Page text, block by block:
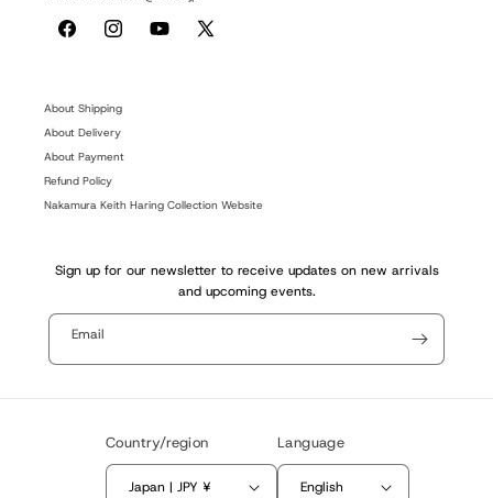
FacebookInstagramYouTube
X
About Shipping
About Delivery
About Payment
Refund Policy
Nakamura Keith Haring Collection Website
Sign up for our newsletter to receive updates on new arrivals
and upcoming events.
Email
Country/region
Japan | JPY ¥
Language
English